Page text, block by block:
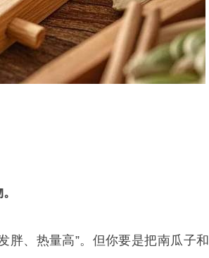
胖、热量高”。但你要是把南瓜子和